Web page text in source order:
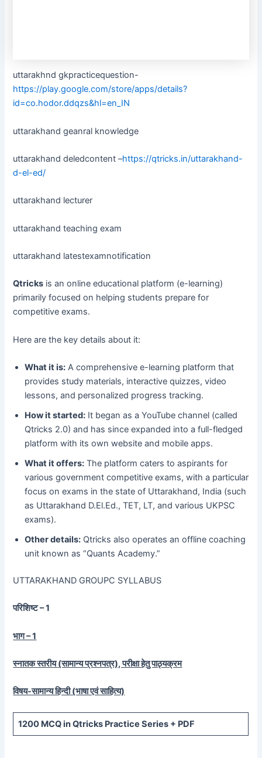
uttarakhnd gkpracticequestion-
https://play.google.com/store/apps/details?
id=co.hodor.ddqzs&hl=en_IN
uttarakhand geanral knowledge
uttarakhand deledcontent –https://qtricks.in/uttarakhand-
d-el-ed/
uttarakhand lecturer
uttarakhand teaching exam
uttarakhand latestexamnotification
Qtricks is an online educational platform (e-learning)
primarily focused on helping students prepare for
competitive exams.
Here are the key details about it:
What it is: A comprehensive e-learning platform that
provides study materials, interactive quizzes, video
lessons, and personalized progress tracking.
How it started: It began as a YouTube channel (called
Qtricks 2.0) and has since expanded into a full-fledged
platform with its own website and mobile apps.
What it offers: The platform caters to aspirants for
various government competitive exams, with a particular
focus on exams in the state of Uttarakhand, India (such
as Uttarakhand D.El.Ed., TET, LT, and various UKPSC
exams).
Other details: Qtricks also operates an offline coaching
unit known as “Quants Academy.”
UTTARAKHAND GROUPC SYLLABUS
परिशिष्ट – 1
भाग – 1
स्नातक स्तरीय (सामान्य प्रश्नपत्र), परीक्षा हेतु पाठ्यक्रम
विषय-सामान्य हिन्दी (भाषा एवं साहित्य)
1200 MCQ in Qtricks Practice Series + PDF